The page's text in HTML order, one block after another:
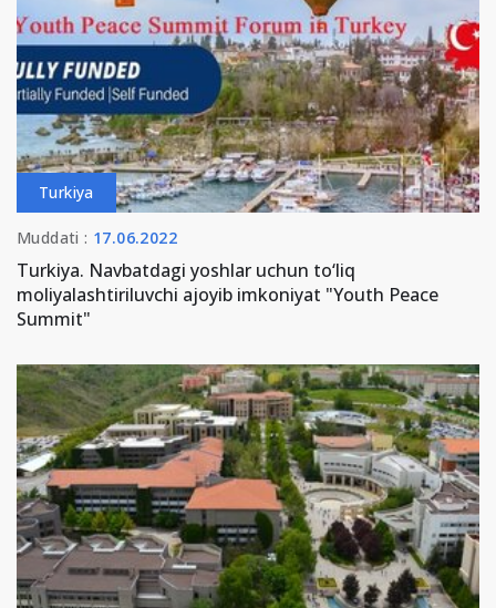
Turkiya
Muddati : 17.06.2022
Turkiya. Navbatdagi yoshlar uchun to‘liq
moliyalashtiriluvchi ajoyib imkoniyat "Youth Peace
Summit"